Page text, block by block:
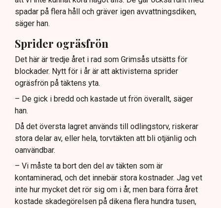
spadar på flera håll och gräver igen avvattningsdiken,
säger han.
Sprider ogräsfrön
Det här är tredje året i rad som Grimsås utsätts för
blockader. Nytt för i år är att aktivisterna sprider
ogräsfrön på täktens yta.
– De gick i bredd och kastade ut frön överallt, säger
han.
Då det översta lagret används till odlingstorv, riskerar
stora delar av, eller hela, torvtäkten att bli otjänlig och
oanvändbar.
– Vi måste ta bort den del av täkten som är
kontaminerad, och det innebär stora kostnader. Jag vet
inte hur mycket det rör sig om i år, men bara förra året
kostade skadegörelsen på dikena flera hundra tusen,